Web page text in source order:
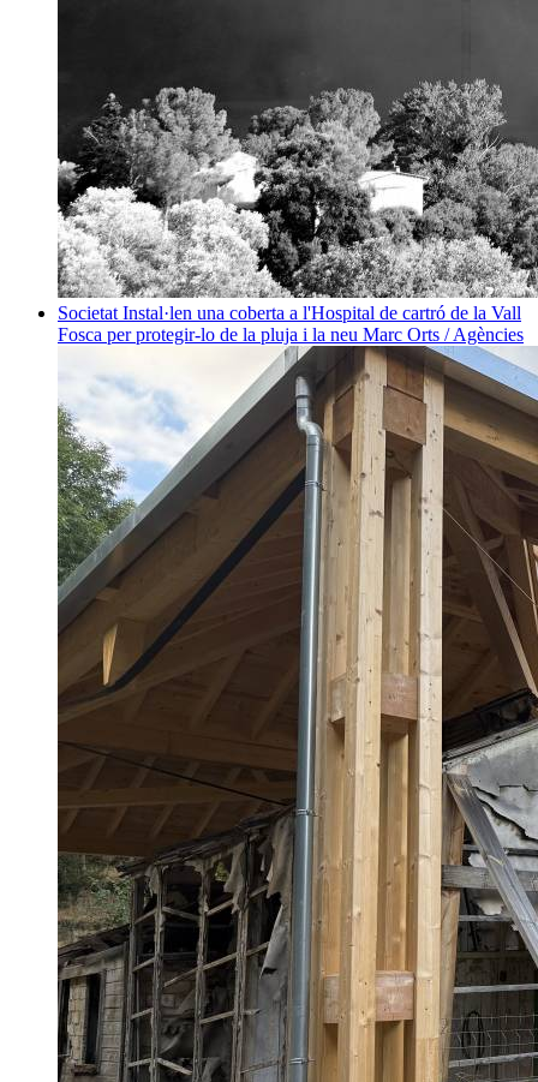
Societat Instal·len una coberta a l'Hospital de cartró de la Vall
Fosca per protegir-lo de la pluja i la neu Marc Orts / Agències